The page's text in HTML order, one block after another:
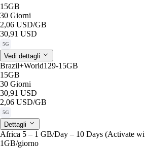
15GB
30 Giorni
2,06 USD/GB
30,91 USD
5G
Vedi dettagli
Brazil+World129-15GB
15GB
30 Giorni
30,91 USD
2,06 USD/GB
5G
Dettagli
Africa 5 – 1 GB/Day – 10 Days (Activate
1GB/giorno